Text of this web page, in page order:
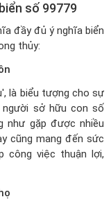
số 99779
đầy đủ ý nghĩa biển
thủy:
là biểu tượng cho sự
người sở hữu con số
như gặp được nhiều
cũng mang đến sức
công việc thuận lợi,